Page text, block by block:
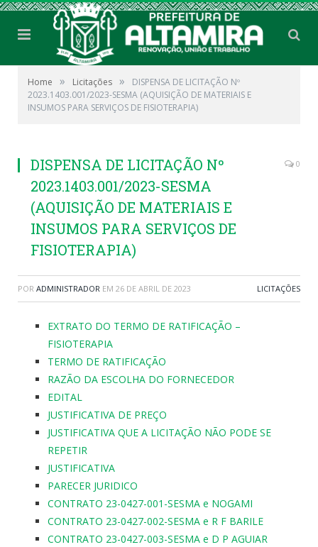
Home » Licitações »
DISPENSA DE LICITAÇÃO Nº
2023.1403.001/2023-SESMA (AQUISIÇÃO DE MATERIAIS E
INSUMOS PARA SERVIÇOS DE FISIOTERAPIA)
DISPENSA DE LICITAÇÃO Nº
2023.1403.001/2023-SESMA
(AQUISIÇÃO DE MATERIAIS E
INSUMOS PARA SERVIÇOS DE
FISIOTERAPIA)
0
POR ADMINISTRADOR EM 26 DE ABRIL DE 2023 LICITAÇÕES
EXTRATO DO TERMO DE RATIFICAÇÃO –
FISIOTERAPIA
TERMO DE RATIFICAÇÃO
RAZÃO DA ESCOLHA DO FORNECEDOR
EDITAL
JUSTIFICATIVA DE PREÇO
JUSTIFICATIVA QUE A LICITAÇÃO NÃO PODE SE
REPETIR
JUSTIFICATIVA
PARECER JURIDICO
CONTRATO 23-0427-001-SESMA e NOGAMI
CONTRATO 23-0427-002-SESMA e R F BARILE
CONTRATO 23-0427-003-SESMA e D P AGUIAR